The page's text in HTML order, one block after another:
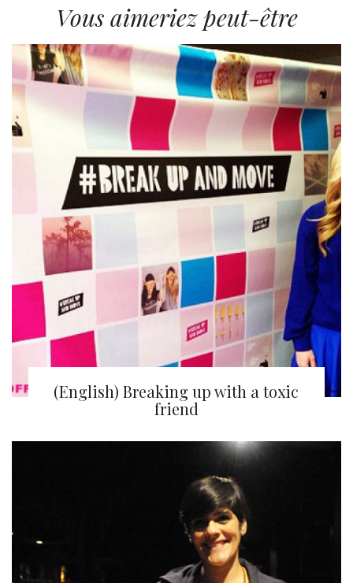
Vous aimeriez peut-être
(English) Breaking up with a toxic
friend